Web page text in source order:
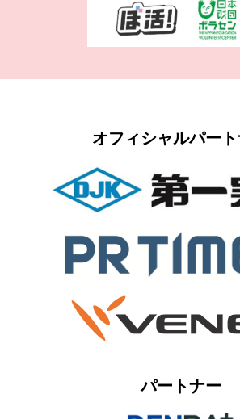
オフィシャルパー
パートナー